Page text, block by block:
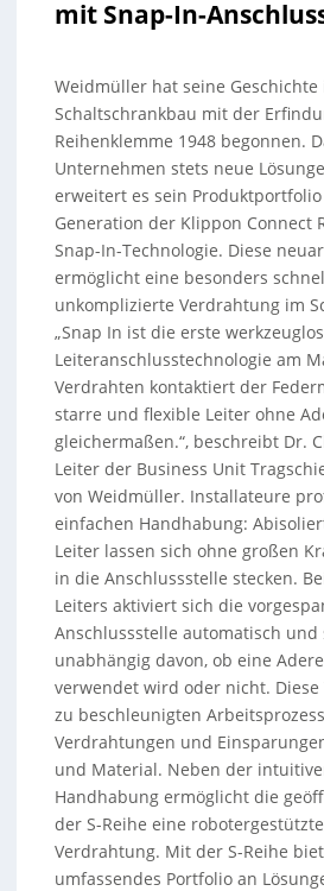
mit Snap-In-
Weidmüller hat seine Geschichte
Schaltschrankbau mit der
Reihenklemme 1948 begonnen.
Unternehmen stets neue
erweitert es sein
Generation der Klippon Connect
Snap-In-Technologie. Diese
ermöglicht eine besonders
unkomplizierte Verdrahtung im
„Snap In ist die erste
Leiteranschlusstechnologie am
Verdrahten kontaktiert der
starre und flexible Leiter ohne
gleichermaßen.“, beschreibt Dr.
Leiter der Business Unit
von Weidmüller. Installateure
einfachen Handhabung:
Leiter lassen sich ohne großen
in die Anschlussstelle stecken.
Leiters aktiviert sich die
Anschlussstelle automatisch und
unabhängig davon, ob eine
verwendet wird oder nicht.
zu beschleunigten
Verdrahtungen und
und Material. Neben der
Handhabung ermöglicht die
der S-Reihe eine
Verdrahtung. Mit der S-Reihe
umfassendes Portfolio an